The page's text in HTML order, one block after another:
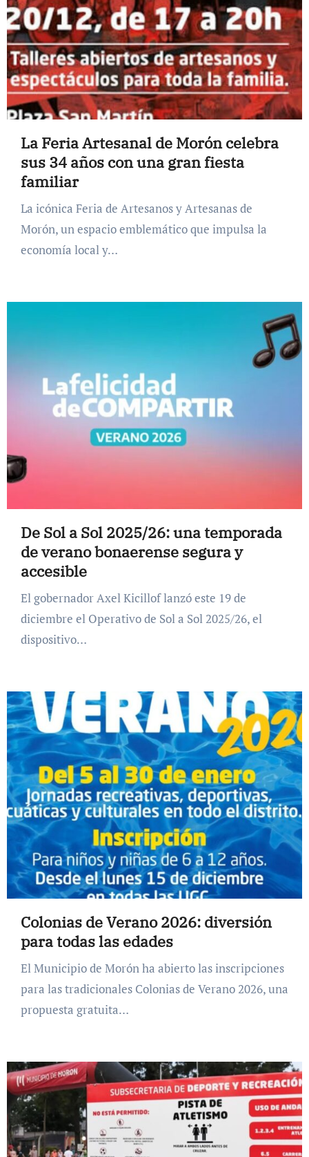
La Feria Artesanal de Morón celebra
sus 34 años con una gran fiesta
familiar
La icónica Feria de Artesanos y Artesanas de
Morón, un espacio emblemático que impulsa la
economía local y…
De Sol a Sol 2025/26: una temporada
de verano bonaerense segura y
accesible
El gobernador Axel Kicillof lanzó este 19 de
diciembre el Operativo de Sol a Sol 2025/26, el
dispositivo…
Colonias de Verano 2026: diversión
para todas las edades
El Municipio de Morón ha abierto las inscripciones
para las tradicionales Colonias de Verano 2026, una
propuesta gratuita…